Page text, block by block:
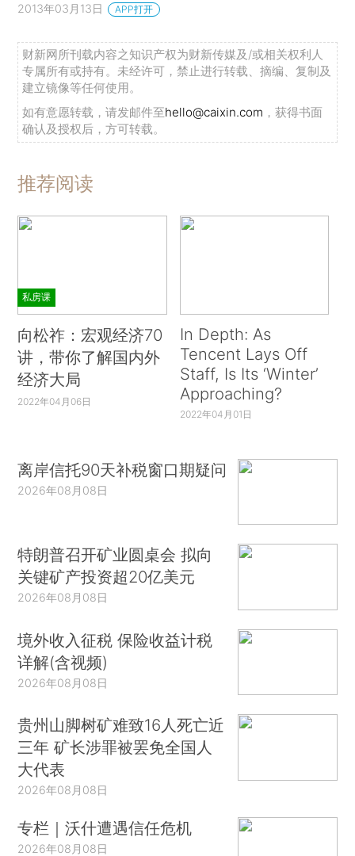
2013年03月13日 APP打开
财新网所刊载内容之知识产权为财新传媒及/或相关权利人
专属所有或持有。未经许可，禁止进行转载、摘编、复制及
建立镜像等任何使用。
如有意愿转载，请发邮件至hello@caixin.com ，获得书面
确认及授权后，方可转载。
推荐阅读
私房课
向松祚：宏观经济70
讲，带你了解国内外
经济大局
2022年04月06日
In Depth: As
Tencent Lays Off
Staff, Is Its ‘Winter’
Approaching?
2022年04月01日
离岸信托90天补税窗口期疑问
2026年08月08日
特朗普召开矿业圆桌会 拟向
关键矿产投资超20亿美元
2026年08月08日
境外收入征税 保险收益计税
详解(含视频)
2026年08月08日
贵州山脚树矿难致16人死亡近
三年 矿长涉罪被罢免全国人
大代表
2026年08月08日
专栏｜沃什遭遇信任危机
2026年08月08日